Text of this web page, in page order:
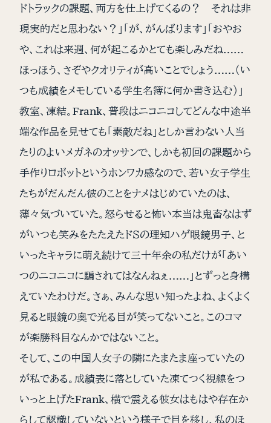
ドトラックの課題、両方を仕上げてくるの？ それは非
現実的だと思わない？」「が、がんばります」「おやお
や、これは来週、何が起こるかとても楽しみだね……
ほっほう、さぞやクオリティが高いことでしょう……（い
つも成績をメモしている学生名簿に何か書き込む）」
教室、凍結。Frank、普段はニコニコしてどんな中途半
端な作品を見せても「素敵だね」としか言わない人当
たりのよいメガネのオッサンで、しかも初回の課題から
手作りロボットというホンワカ感なので、若い女子学生
たちがだんだん彼のことをナメはじめていたのは、
薄々気づいていた。怒らせると怖い本当は鬼畜なはず
がいつも笑みをたたえたドＳの理知ハゲ眼鏡男子、と
いったキャラに萌え続けて三十年余の私だけが「あい
つのニコニコに騙されてはなんねぇ……」とずっと身構
えていたわけだ。さぁ、みんな思い知ったよね、よくよく
見ると眼鏡の奥で光る目が笑ってないこと。このコマ
が楽勝科目なんかではないこと。
そして、この中国人女子の隣にたまたま座っていたの
が私である。成績表に落としていた凍てつく視線をつ
いっと上げたFrank、横で震える彼女はもはや存在か
らして認識していないという様子で目を移し、私のほ